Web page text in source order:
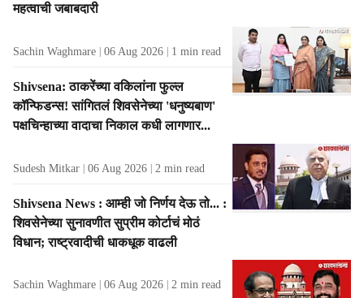
महत्वाची जबाबदारी
Sachin Waghmare 06 Aug 2026 1 min read
Shivsena: ठाकरेंच्या वकिलांना फुल्ल
कॉन्फिडन्स! सांगितलं शिवसेनेच्या 'धनुष्यबाण'
पक्षचिन्हाच्या वादाचा निकाल कधी लागणार...
Sudesh Mitkar 06 Aug 2026 2 min read
Shivsena News : आम्ही जो निर्णय देऊ तो... :
शिवसेनेच्या सुनावणीत सुप्रीम कोर्टाचं मोठं
विधान; राष्ट्रवादीची धाकधूक वाढली
Sachin Waghmare 06 Aug 2026 2 min read